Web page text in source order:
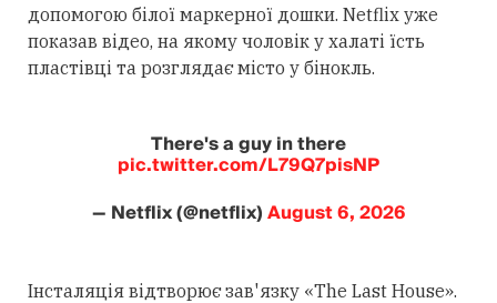
допомогою білої маркерної дошки. Netflix уже
показав відео, на якому чоловік у халаті їсть
пластівці та розглядає місто у бінокль.
There's a guy in there
pic.twitter.com/L79Q7pisNP
— Netflix (@netflix)August 6, 2026
Інсталяція відтворює зав'язку «The Last House».